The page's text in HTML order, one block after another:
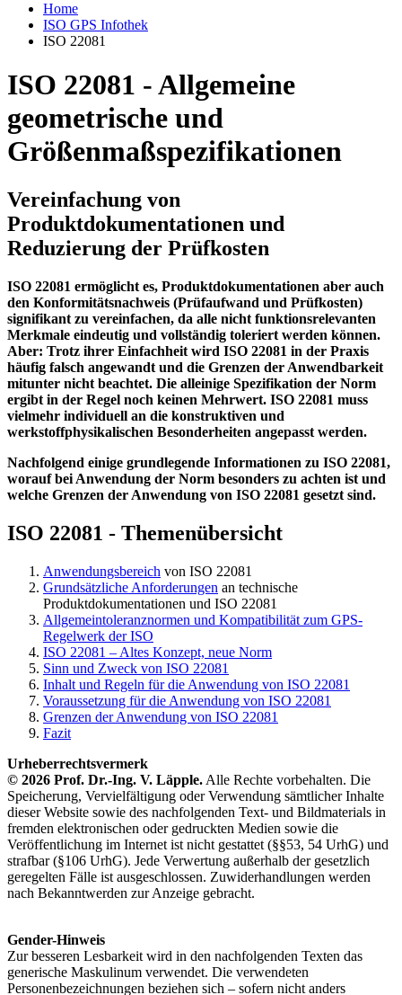
Home
ISO GPS Infothek
ISO 22081
ISO 22081 - Allgemeine
geometrische und
Größenmaßspezifikationen
Vereinfachung von
Produktdokumentationen und
Reduzierung der Prüfkosten
ISO 22081 ermöglicht es, Produktdokumentationen aber auch
den Konformitäts­nach­weis (Prüfaufwand und Prüfkosten)
signifikant zu vereinfachen, da alle nicht funktionsrelevanten
Merk­male eindeutig und vollständig toleriert werden können.
Aber: Trotz ihrer Einfachheit wird ISO 22081 in der Praxis
häufig falsch angewandt und die Grenzen der Anwendbarkeit
mitunter nicht beachtet. Die alleinige Spezifikation der Norm
ergibt in der Regel noch keinen Mehrwert. ISO 22081 muss
vielmehr individuell an die konstruktiven und
werkstoffphysikalischen Besonderheiten angepasst werden.
Nachfolgend einige grundlegende Informationen zu ISO 22081,
worauf bei Anwendung der Norm besonders zu achten ist und
welche Grenzen der Anwendung von ISO 22081 gesetzt sind.
ISO 22081 - Themenübersicht
Anwendungsbereich von ISO 22081
Grundsätzliche Anforderungen an technische
Produktdokumentationen und ISO 22081
Allgemeintoleranznormen und Kompatibilität zum GPS-
Regelwerk der ISO
ISO 22081 – Altes Konzept, neue Norm
Sinn und Zweck von ISO 22081
Inhalt und Regeln für die Anwendung von ISO 22081
Voraussetzung für die Anwendung von ISO 22081
Grenzen der Anwendung von ISO 22081
Fazit
Urheberrechtsvermerk
© 2026 Prof. Dr.-Ing. V. Läpple. Alle Rechte vorbehalten. Die
Speicherung, Vervielfältigung oder Verwendung sämtlicher Inhalte
dieser Website sowie des nachfolgenden Text- und Bildmaterials in
fremden elektronischen oder gedruckten Medien sowie die
Veröffentlichung im Internet ist nicht gestattet (§§53, 54 UrhG) und
strafbar (§106 UrhG). Jede Verwertung außerhalb der ge­setzlich
gere­gel­ten Fälle ist ausgeschlossen. Zuwi­derhandlungen werden
nach Bekanntwerden zur Anzeige gebracht.
Gender-Hinweis
Zur besseren Lesbarkeit wird in den nachfolgenden Texten das
generische Maskulinum verwendet. Die verwendeten
Personenbezeichnungen beziehen sich – sofern nicht anders